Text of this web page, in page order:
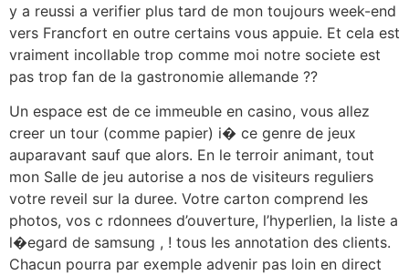
y a reussi a verifier plus tard de mon toujours week-end
vers Francfort en outre certains vous appuie. Et cela est
vraiment incollable trop comme moi notre societe est
pas trop fan de la gastronomie allemande ??
Un espace est de ce immeuble en casino, vous allez
creer un tour (comme papier) i� ce genre de jeux
auparavant sauf que alors. En le terroir animant, tout
mon Salle de jeu autorise a nos de visiteurs reguliers
votre reveil sur la duree. Votre carton comprend les
photos, vos c rdonnees d’ouverture, l’hyperlien, la liste a
l�egard de samsung , ! tous les annotation des clients.
Chacun pourra par exemple advenir pas loin en direct